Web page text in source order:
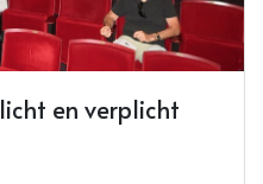
en verplicht